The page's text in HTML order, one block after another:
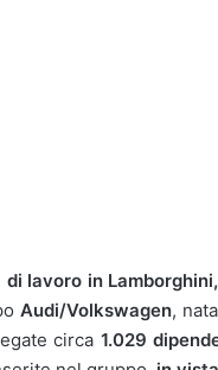
lavoro in Lamborghini,
Audi/Volkswagen,
circa 1.029